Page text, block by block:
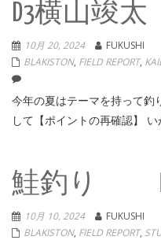
D3横山竣太
10月 20, 2024
FUKUSHI
BLAKISTON, FIELD REPORT,
今年の夏はテーマを持って釣
して【ポイントの再確認】
鮭釣り
10月 10, 2024
FUKUSHI
BLAKISTON, FIELD REPORT,